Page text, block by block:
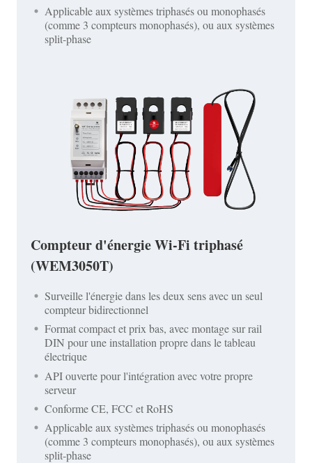
Applicable aux systèmes triphasés ou monophasés
(comme 3 compteurs monophasés), ou aux systèmes
split-phase
Compteur d'énergie Wi-Fi triphasé
(WEM3050T)
Surveille l'énergie dans les deux sens avec un seul
compteur bidirectionnel
Format compact et prix bas, avec montage sur rail
DIN pour une installation propre dans le tableau
électrique
API ouverte pour l'intégration avec votre propre
serveur
Conforme CE, FCC et RoHS
Applicable aux systèmes triphasés ou monophasés
(comme 3 compteurs monophasés), ou aux systèmes
split-phase